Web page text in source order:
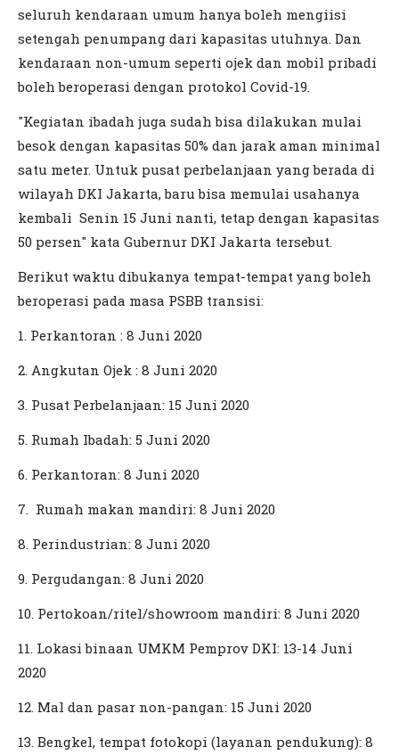
seluruh kendaraan umum hanya boleh mengiisi
setengah penumpang dari kapasitas utuhnya. Dan
kendaraan non-umum seperti ojek dan mobil pribadi
boleh beroperasi dengan protokol Covid-19.
"Kegiatan ibadah juga sudah bisa dilakukan mulai
besok dengan kapasitas 50% dan jarak aman minimal
satu meter. Untuk pusat perbelanjaan yang berada di
wilayah DKI Jakarta, baru bisa memulai usahanya
kembali Senin 15 Juni nanti, tetap dengan kapasitas
50 persen" kata Gubernur DKI Jakarta tersebut.
Berikut waktu dibukanya tempat-tempat yang boleh
beroperasi pada masa PSBB transisi:
1. Perkantoran : 8 Juni 2020
2. Angkutan Ojek : 8 Juni 2020
3. Pusat Perbelanjaan: 15 Juni 2020
5. Rumah Ibadah: 5 Juni 2020
6. Perkantoran: 8 Juni 2020
7. Rumah makan mandiri: 8 Juni 2020
8. Perindustrian: 8 Juni 2020
9. Pergudangan: 8 Juni 2020
10. Pertokoan/ritel/showroom mandiri: 8 Juni 2020
11. Lokasi binaan UMKM Pemprov DKI: 13-14 Juni
2020
12. Mal dan pasar non-pangan: 15 Juni 2020
13. Bengkel, tempat fotokopi (layanan pendukung): 8